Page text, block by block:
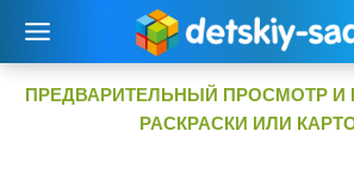
содержимому
ПРЕДВАРИТЕЛЬНЫЙ ПРОСМОТР И
РАСКРАСКИ ИЛИ